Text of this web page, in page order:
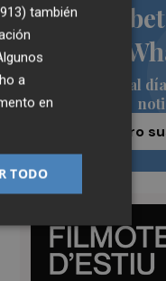
de
Siempre al
¡Quiero
también
a
en
TODO